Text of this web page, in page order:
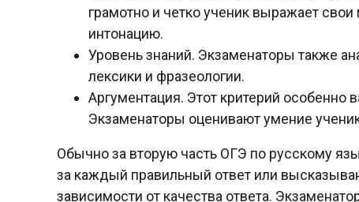
грамотно и четко ученик выражает
интонацию.
Уровень знаний. Экзаменаторы также
лексики и фразеологии.
Аргументация. Этот критерий особенно
Экзаменаторы оценивают умение
Обычно за вторую часть ОГЭ по русскому
за каждый правильный ответ или
зависимости от качества ответа.